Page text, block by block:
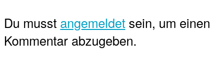
Du musst angemeldet sein, um einen
Kommentar abzugeben.